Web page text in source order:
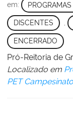
em:
DISCENTES ,
ENCERRADO
Pró-Reitoria de
Localizado em
PET Campesinato